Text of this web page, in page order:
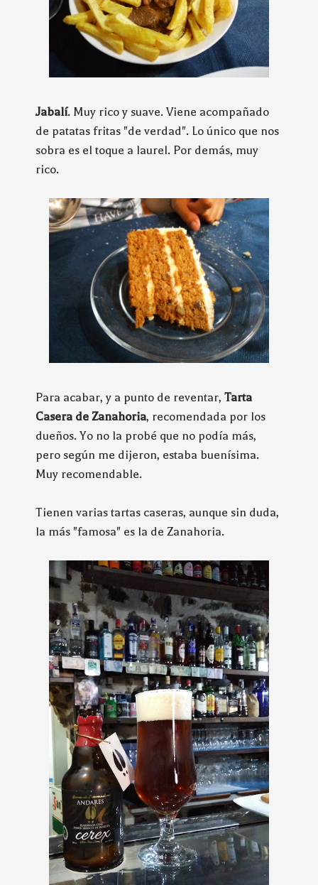
Jabalí. Muy rico y suave. Viene acompañado
de patatas fritas "de verdad". Lo único que nos
sobra es el toque a laurel. Por demás, muy
rico.
Para acabar, y a punto de reventar, Tarta
Casera de Zanahoria, recomendada por los
dueños. Yo no la probé que no podía más,
pero según me dijeron, estaba buenísima.
Muy recomendable.
Tienen varias tartas caseras, aunque sin duda,
la más "famosa" es la de Zanahoria.